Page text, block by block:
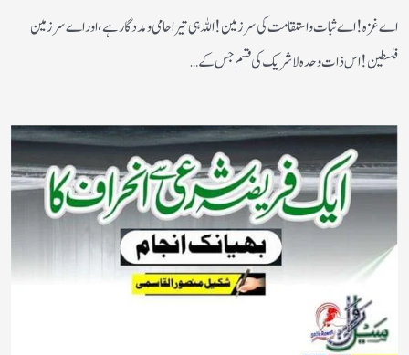
اے غزہ! اے ثبات واستقامت کی سرزمین! اللہ ہی تیرا حامی ومددگار ہے، اور اے سرزمین
فلسطین! اس ذات وحدہ لاشریک کی قسم جس کے…